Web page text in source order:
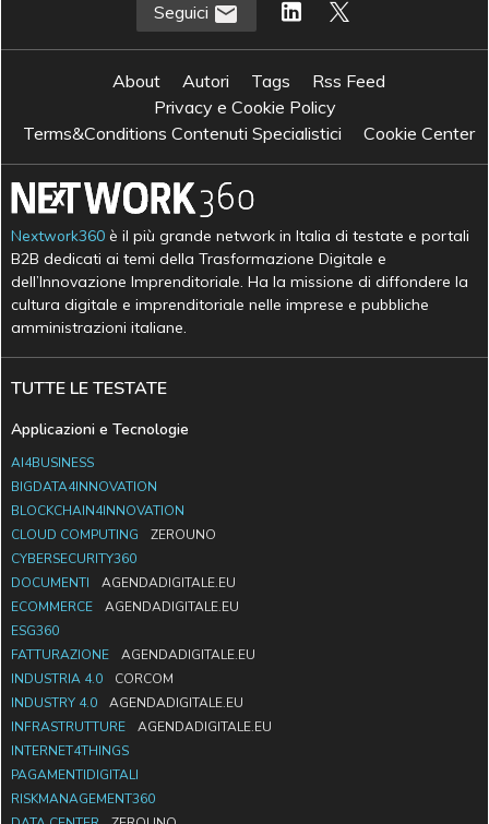
Seguici
About Autori Tags
Rss Feed
Privacy e Cookie Policy
Terms&Conditions Contenuti Specialistici
Cookie Center
Nextwork360 è il più grande network in Italia di testate e portali
B2B dedicati ai temi della Trasformazione Digitale e
dell’Innovazione Imprenditoriale. Ha la missione di diffondere la
cultura digitale e imprenditoriale nelle imprese e pubbliche
amministrazioni italiane.
TUTTE LE TESTATE
Applicazioni e Tecnologie
AI4BUSINESS
BIGDATA4INNOVATION
BLOCKCHAIN4INNOVATION
CLOUD COMPUTING
ZEROUNO
CYBERSECURITY360
DOCUMENTI
AGENDADIGITALE.EU
ECOMMERCE
AGENDADIGITALE.EU
ESG360
FATTURAZIONE
AGENDADIGITALE.EU
INDUSTRIA 4.0
CORCOM
INDUSTRY 4.0
AGENDADIGITALE.EU
INFRASTRUTTURE
AGENDADIGITALE.EU
INTERNET4THINGS
PAGAMENTIDIGITALI
RISKMANAGEMENT360